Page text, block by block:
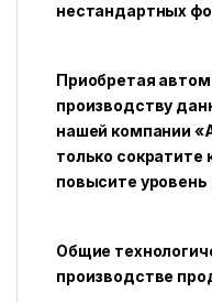
нестандартных
Приобретая
производству
нашей компании
только сократите
повысите уровень
Общие
производстве